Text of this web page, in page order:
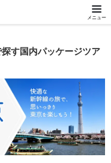
メニュー
す国内パッケージツア